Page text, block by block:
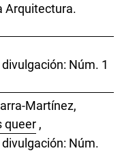
Arquitectura.
Núm. 1
Martínez,
queer ,
Núm.